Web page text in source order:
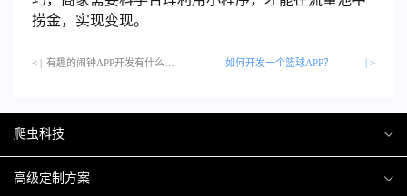
捞金，实现变现。
< | 如何开发一个篮球APP？ | >
爬虫科技
爬虫案例
高级定制方案